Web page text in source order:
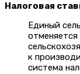
Налоговая
Единый
к
система